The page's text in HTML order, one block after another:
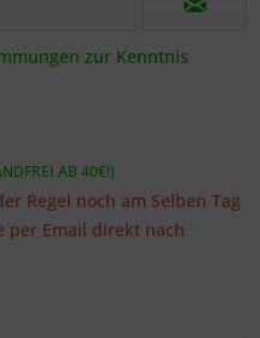
zur Kenntnis
AB 40€!)
Regel noch am Selben Tag
per Email direkt nach